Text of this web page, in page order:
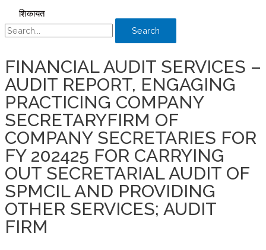
शिकायत
Search
FINANCIAL AUDIT SERVICES –
AUDIT REPORT, ENGAGING
PRACTICING COMPANY
SECRETARYFIRM OF
COMPANY SECRETARIES FOR
FY 202425 FOR CARRYING
OUT SECRETARIAL AUDIT OF
SPMCIL AND PROVIDING
OTHER SERVICES; AUDIT
FIRM